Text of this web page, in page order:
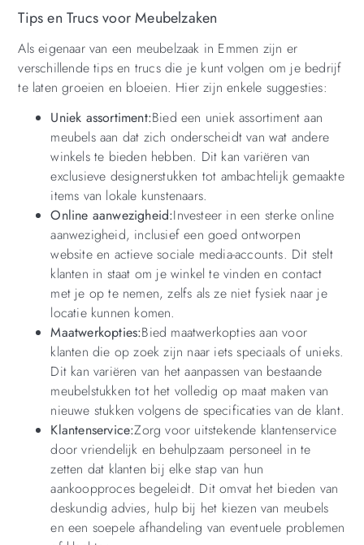
Tips en Trucs voor Meubelzaken
Als eigenaar van een meubelzaak in Emmen zijn er
verschillende tips en trucs die je kunt volgen om je bedrijf
te laten groeien en bloeien. Hier zijn enkele suggesties:
Uniek assortiment:Bied een uniek assortiment aan
meubels aan dat zich onderscheidt van wat andere
winkels te bieden hebben. Dit kan variëren van
exclusieve designerstukken tot ambachtelijk gemaakte
items van lokale kunstenaars.
Online aanwezigheid:Investeer in een sterke online
aanwezigheid, inclusief een goed ontworpen
website en actieve sociale media-accounts. Dit stelt
klanten in staat om je winkel te vinden en contact
met je op te nemen, zelfs als ze niet fysiek naar je
locatie kunnen komen.
Maatwerkopties:Bied maatwerkopties aan voor
klanten die op zoek zijn naar iets speciaals of unieks.
Dit kan variëren van het aanpassen van bestaande
meubelstukken tot het volledig op maat maken van
nieuwe stukken volgens de specificaties van de klant.
Klantenservice:Zorg voor uitstekende klantenservice
door vriendelijk en behulpzaam personeel in te
zetten dat klanten bij elke stap van hun
aankoopproces begeleidt. Dit omvat het bieden van
deskundig advies, hulp bij het kiezen van meubels
en een soepele afhandeling van eventuele problemen